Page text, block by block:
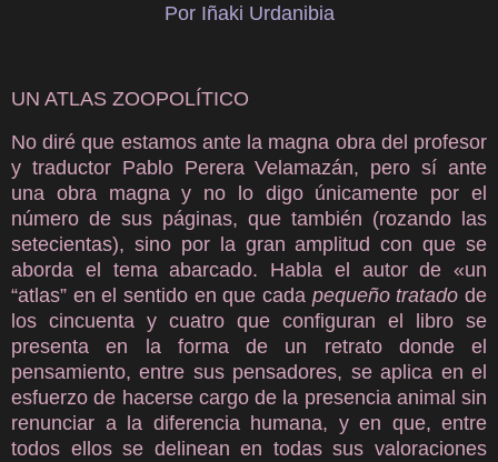
Por Iñaki Urdanibia
UN ATLAS ZOOPOLÍTICO
No diré que estamos ante la magna obra del profesor
y traductor Pablo Perera Velamazán, pero sí ante
una obra magna y no lo digo únicamente por el
número de sus páginas, que también (rozando las
setecientas), sino por la gran amplitud con que se
aborda el tema abarcado. Habla el autor de «un
“atlas” en el sentido en que cada pequeño tratadode
los cincuenta y cuatro que configuran el libro se
presenta en la forma de un retrato donde el
pensamiento, entre sus pensadores, se aplica en el
esfuerzo de hacerse cargo de la presencia animal sin
renunciar a la diferencia humana, y en que, entre
todos ellos se delinean en todas sus valoraciones